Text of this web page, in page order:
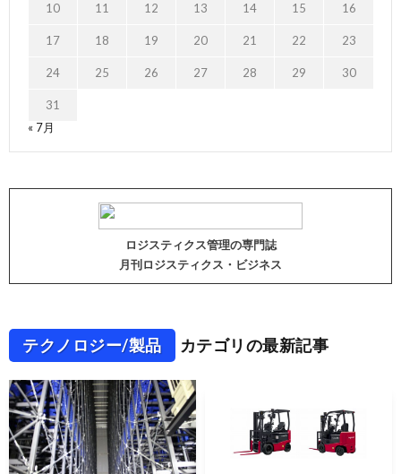
10 11 12 13 14 15 16
17 18 19 20 21 22 23
24 25 26 27 28 29 30
31
« 7月
ロジスティクス管理の専門誌
月刊ロジスティクス・ビジネス
テクノロジー/製品 カテゴリの最新記事